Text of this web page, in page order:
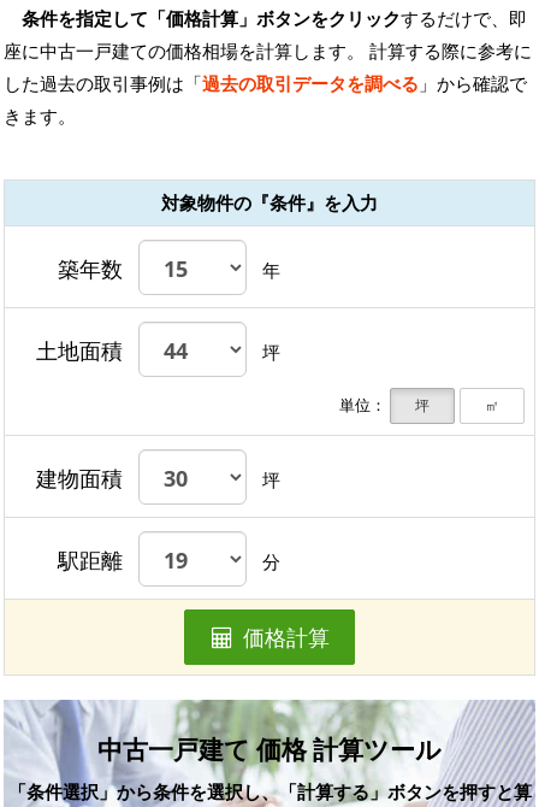
条件を指定して「価格計算」ボタンをクリックするだけで、即
座に中古一戸建ての価格相場を計算します。 計算する際に参考に
した過去の取引事例は「過去の取引データを調べる 」から確認で
きます。
対象物件の『条件』を入力
築年数 年
土地面積 坪
単位： 坪 ㎡
建物面積 坪
駅距離 分
価格計算
中古一戸建て 価格 計算ツール
「条件選択」から条件を選択し、「計算する」ボタンを押すと算